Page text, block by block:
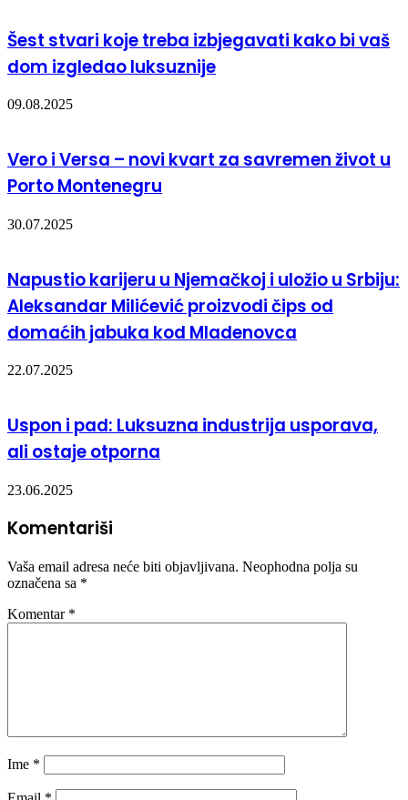
Šest stvari koje treba izbjegavati kako bi vaš
dom izgledao luksuznije
09.08.2025
Vero i Versa – novi kvart za savremen život u
Porto Montenegru
30.07.2025
Napustio karijeru u Njemačkoj i uložio u Srbiju:
Aleksandar Milićević proizvodi čips od
domaćih jabuka kod Mladenovca
22.07.2025
Uspon i pad: Luksuzna industrija usporava,
ali ostaje otporna
23.06.2025
Komentariši
Vaša email adresa neće biti objavljivana. Neophodna polja su
označena sa *
Komentar *
Ime *